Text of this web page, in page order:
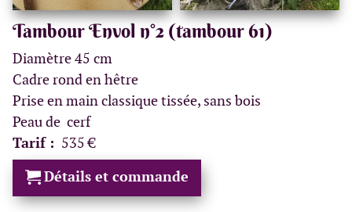
Tambour Envol n°2 (tambour 61)
Diamètre 45 cm
Cadre rond en hêtre
Prise en main classique tissée, sans bois
Peau de cerf
Tarif : 535 €
Détails et commande